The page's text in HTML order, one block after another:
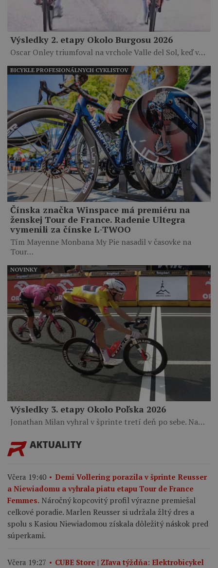
Výsledky 2. etapy Okolo Burgosu 2026
Oscar Onley triumfoval na vrchole Valle del Sol, keď v…
Čínska značka Winspace má premiéru na
ženskej Tour de France. Radenie Ultegra
vymenili za čínske L-TWOO
Tím Mayenne Monbana My Pie nasadil v časovke na
Tour…
BICYKLE PROFESIONÁLNYCH CYKLISTOV
Výsledky 3. etapy Okolo Poľska 2026
Jonathan Milan vyhral v šprinte tretí deň po sebe. Na…
NOVINKY
AKTUALITY
Včera 19:40
Demi Vollering porazila v šprinte Reusser
a Niewiadomu a vyhrala piatu etapu Tour de France
Femmes. Náročný kopcovitý profil výrazne premiešal
celkové poradie. Marlen Reusser si udržala žltý dres a
spolu s Kasiou Niewiadomou získala dôležitý náskok pred
súperkami.
Včera 19:27
CUBE Store | Zľava týždňa: Elektrobicykel